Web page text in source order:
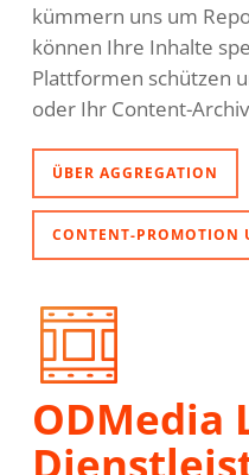
kümmern uns um
können Ihre Inhalte
Plattformen schützen
oder Ihr Content-
ÜBER AGGREGATION
CONTENT-PROMOTION
ODMedia